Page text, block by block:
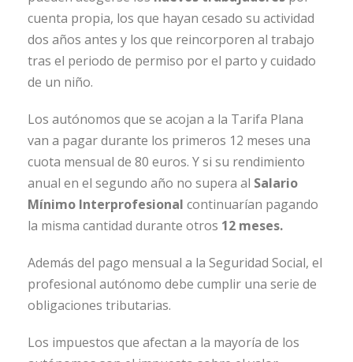
cuenta propia, los que hayan cesado su actividad
dos años antes y los que reincorporen al trabajo
tras el periodo de permiso por el parto y cuidado
de un niño.
Los autónomos que se acojan a la Tarifa Plana
van a pagar durante los primeros 12 meses una
cuota mensual de 80 euros. Y si su rendimiento
anual en el segundo año no supera al Salario
Mínimo Interprofesional continuarían pagando
la misma cantidad durante otros 12 meses.
Además del pago mensual a la Seguridad Social, el
profesional autónomo debe cumplir una serie de
obligaciones tributarias.
Los impuestos que afectan a la mayoría de los